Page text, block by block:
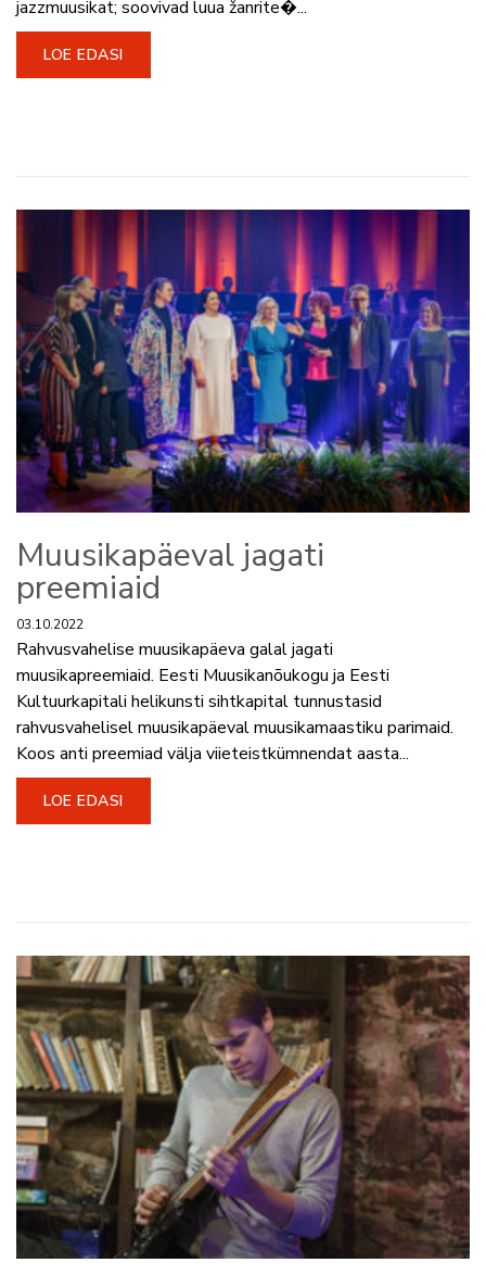
jazzmuusikat; soovivad luua žanrite�...
LOE EDASI
Muusikapäeval jagati
preemiaid
03.10.2022
Rahvusvahelise muusikapäeva galal jagati
muusikapreemiaid. Eesti Muusikanõukogu ja Eesti
Kultuurkapitali helikunsti sihtkapital tunnustasid
rahvusvahelisel muusikapäeval muusikamaastiku parimaid.
Koos anti preemiad välja viieteistkümnendat aasta...
LOE EDASI